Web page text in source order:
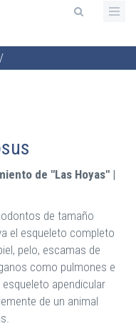
/
de "Las Hoyas" |
de tamaño
el esqueleto completo
pelo, escamas de
como pulmones e
apendicular
de un animal